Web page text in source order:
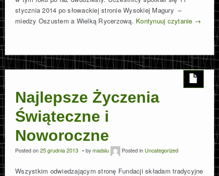
stycznia 2014 po słowackiej stronie Wysokiej Magury –
miedzy Oszustem a Wielką Rycerzową. Kontynuuj czytanie →
Najlepsze Życzenia
Świąteczne i
Noworoczne
Posted on 25 grudnia 2013 by madslu Posted in Uncategorized
Wszystkim odwiedzającym stronę Fundacji składam tradycyjne